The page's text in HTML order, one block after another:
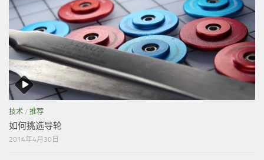
技术 / 推荐
如何挑选导轮
2014年4月30日